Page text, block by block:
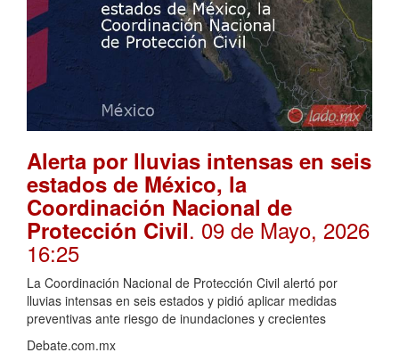
Alerta por lluvias intensas en seis
estados de México, la
Coordinación Nacional de
Protección Civil. 09 de Mayo, 2026
16:25
La Coordinación Nacional de Protección Civil alertó por
lluvias intensas en seis estados y pidió aplicar medidas
preventivas ante riesgo de inundaciones y crecientes
Debate.com.mx